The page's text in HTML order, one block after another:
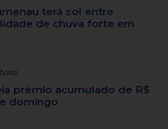
terá sol entre
de chuva forte em
prêmio acumulado de R$
domingo